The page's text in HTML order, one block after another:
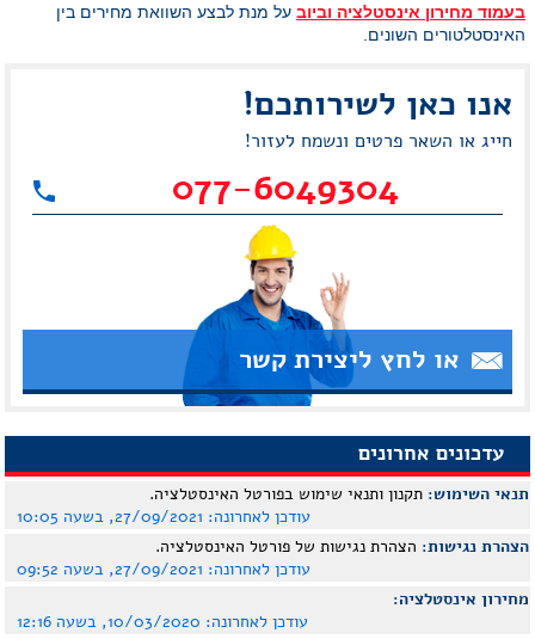
בעמוד מחירון אינסטלציה וביוב על מנת לבצע השוואת מחירים בין
האינסטלטורים השונים.
אנו כאן לשירותכם!
חייג או השאר פרטים ונשמח לעזור!
077-6049304
או לחץ ליצירת קשר
עדכונים אחרונים
תנאי השימוש: תקנון ותנאי שימוש בפורטל האינסטלציה.
עודכן לאחרונה: 27/09/2021, בשעה 10:05
הצהרת נגישות: הצהרת נגישות של פורטל האינסטלציה.
עודכן לאחרונה: 27/09/2021, בשעה 09:52
מחירון אינסטלציה:
עודכן לאחרונה: 10/03/2020, בשעה 12:16